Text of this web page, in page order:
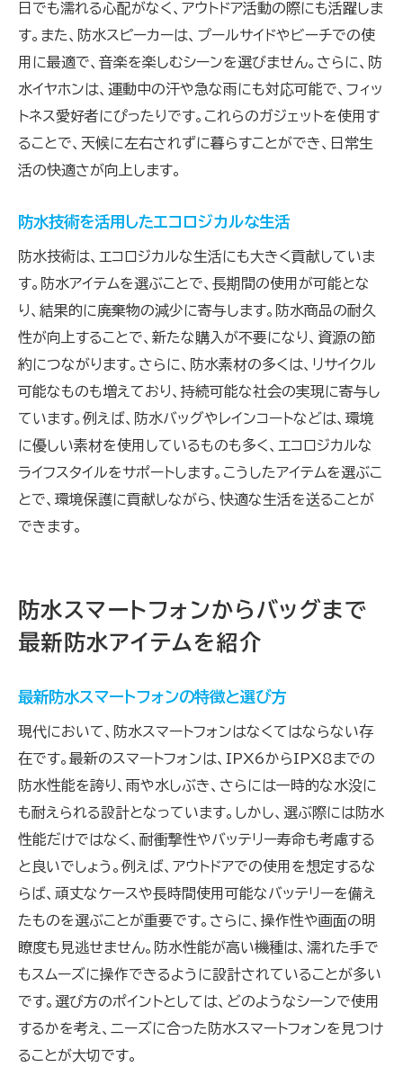
日でも濡れる心配がなく、アウトドア活動の際にも活躍しま
す。また、防水スピーカーは、プールサイドやビーチでの使
用に最適で、音楽を楽しむシーンを選びません。さらに、防
水イヤホンは、運動中の汗や急な雨にも対応可能で、フィッ
トネス愛好者にぴったりです。これらのガジェットを使用す
ることで、天候に左右されずに暮らすことができ、日常生
活の快適さが向上します。
防水技術を活用したエコロジカルな生活
防水技術は、エコロジカルな生活にも大きく貢献していま
す。防水アイテムを選ぶことで、長期間の使用が可能とな
り、結果的に廃棄物の減少に寄与します。防水商品の耐久
性が向上することで、新たな購入が不要になり、資源の節
約につながります。さらに、防水素材の多くは、リサイクル
可能なものも増えており、持続可能な社会の実現に寄与し
ています。例えば、防水バッグやレインコートなどは、環境
に優しい素材を使用しているものも多く、エコロジカルな
ライフスタイルをサポートします。こうしたアイテムを選ぶこ
とで、環境保護に貢献しながら、快適な生活を送ることが
できます。
防水スマートフォンからバッグまで
最新防水アイテムを紹介
最新防水スマートフォンの特徴と選び方
現代において、防水スマートフォンはなくてはならない存
在です。最新のスマートフォンは、IPX6からIPX8までの
防水性能を誇り、雨や水しぶき、さらには一時的な水没に
も耐えられる設計となっています。しかし、選ぶ際には防水
性能だけではなく、耐衝撃性やバッテリー寿命も考慮する
と良いでしょう。例えば、アウトドアでの使用を想定するな
らば、頑丈なケースや長時間使用可能なバッテリーを備え
たものを選ぶことが重要です。さらに、操作性や画面の明
瞭度も見逃せません。防水性能が高い機種は、濡れた手で
もスムーズに操作できるように設計されていることが多い
です。選び方のポイントとしては、どのようなシーンで使用
するかを考え、ニーズに合った防水スマートフォンを見つけ
ることが大切です。